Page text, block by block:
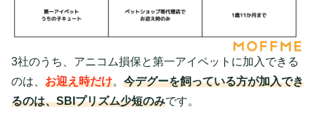
3社のうち、アニコム損保と第一アイペットに加入できる
のは、 お迎え時だけ。 今デグーを飼っている方が加入でき
るのは、SBIプリズム少短のみです。